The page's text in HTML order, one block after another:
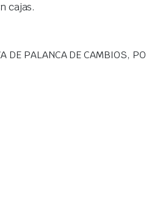
cajas.
DE PALANCA DE CAMBIOS,